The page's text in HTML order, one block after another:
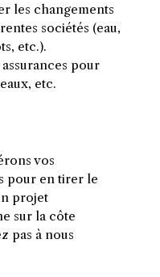
les changements
sociétés (eau,
etc.).
pour
etc.
vos
pour en tirer le
projet
sur la côte
pas à nous